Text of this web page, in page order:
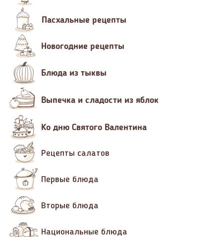
Пасхальные рецепты
Новогодние рецепты
Блюда из тыквы
Выпечка и сладости из яблок
Ко дню Святого Валентина
Рецепты салатов
Первые блюда
Вторые блюда
Национальные блюда